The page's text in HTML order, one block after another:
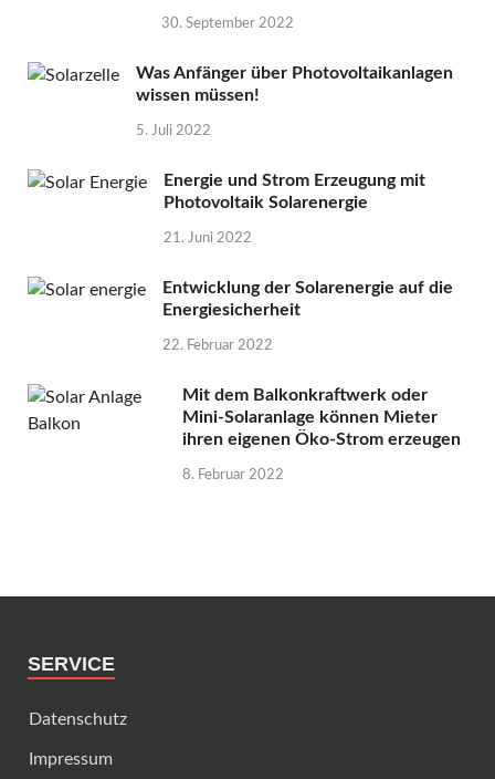
30. September 2022
Was Anfänger über Photovoltaikanlagen
wissen müssen!
5. Juli 2022
Energie und Strom Erzeugung mit
Photovoltaik Solarenergie
21. Juni 2022
Entwicklung der Solarenergie auf die
Energiesicherheit
22. Februar 2022
Mit dem Balkonkraftwerk oder
Mini-Solaranlage können Mieter
ihren eigenen Öko-Strom erzeugen
8. Februar 2022
SERVICE
Datenschutz
Impressum